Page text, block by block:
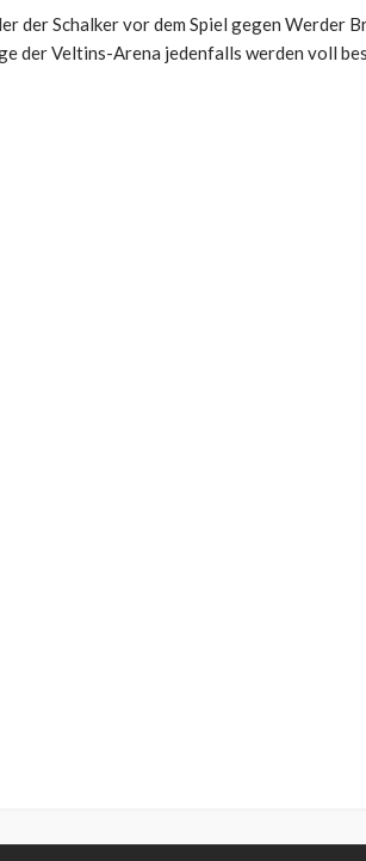
der Schalker vor dem Spiel gegen Werder
der Veltins-Arena jedenfalls werden voll